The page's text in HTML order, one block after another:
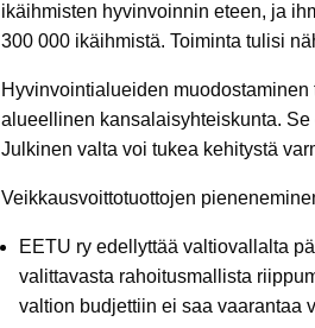
ikäihmisten hyvinvoinnin eteen, ja
300 000 ikäihmistä. Toiminta tulisi
Hyvinvointialueiden
alueellinen kansalaisyhteiskunta.
Julkinen valta voi tukea kehitystä
Veikkausvoittotuottojen
EETU ry edellyttää valtiovallalta
valittavasta rahoitusmallista
valtion budjettiin ei saa vaarantaa